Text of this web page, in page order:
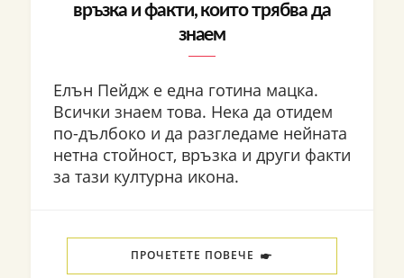
връзка и факти, които трябва да
знаем
Елън Пейдж е една готина мацка.
Всички знаем това. Нека да отидем
по-дълбоко и да разгледаме нейната
нетна стойност, връзка и други факти
за тази културна икона.
ПРОЧЕТЕТЕ ПОВЕЧЕ